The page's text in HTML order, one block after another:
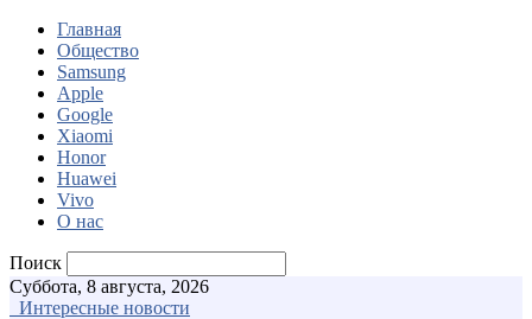
Главная
Общество
Samsung
Apple
Google
Xiaomi
Honor
Huawei
Vivo
О нас
Поиск
Суббота, 8 августа, 2026
Интересные новости